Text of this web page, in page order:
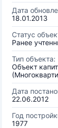
Дата
18.01.2013
Статус
Ранее
Тип объекта:
Объект
Дата
22.06.2012
Год
1977